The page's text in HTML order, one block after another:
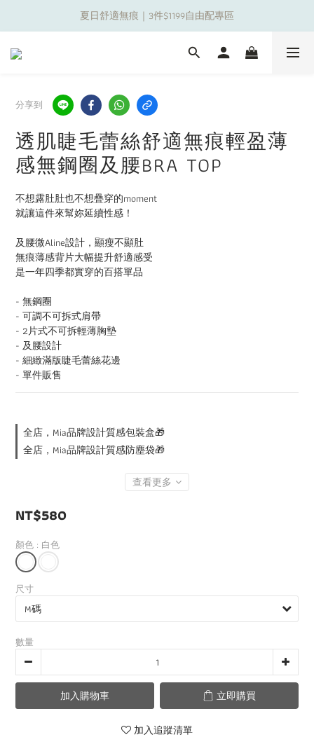
夏日舒適無痕｜3件$1199自由配專區
夏日舒適無痕｜3件$1199自由配專區
新朋友限定✨加入官方LINE領$50購物金
分享到
透肌睫毛蕾絲舒適無痕輕盈薄
感無鋼圈及腰BRA TOP
不想露肚肚也不想疊穿的moment
就讓這件來幫妳延續性感！
及腰微Aline設計，顯瘦不顯肚
無痕薄感背片大幅提升舒適感受
是一年四季都實穿的百搭單品
- 無鋼圈
- 可調不可拆式肩帶
- 2片式不可拆輕薄胸墊
- 及腰設計
- 細緻滿版睫毛蕾絲花邊
- 單件販售
全店，Mia品牌設計質感包裝盒🎁
全店，Mia品牌設計質感防塵袋🎁
查看更多
NT$580
顏色 : 白色
尺寸
數量
加入購物車 立即購買
加入追蹤清單